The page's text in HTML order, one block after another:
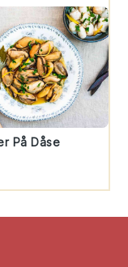
På Dåse